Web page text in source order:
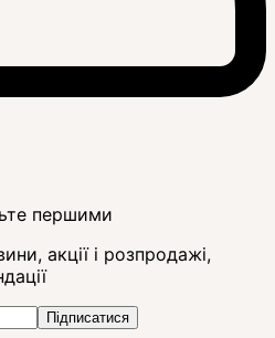
першими
акції і розпродажі,
Підписатися